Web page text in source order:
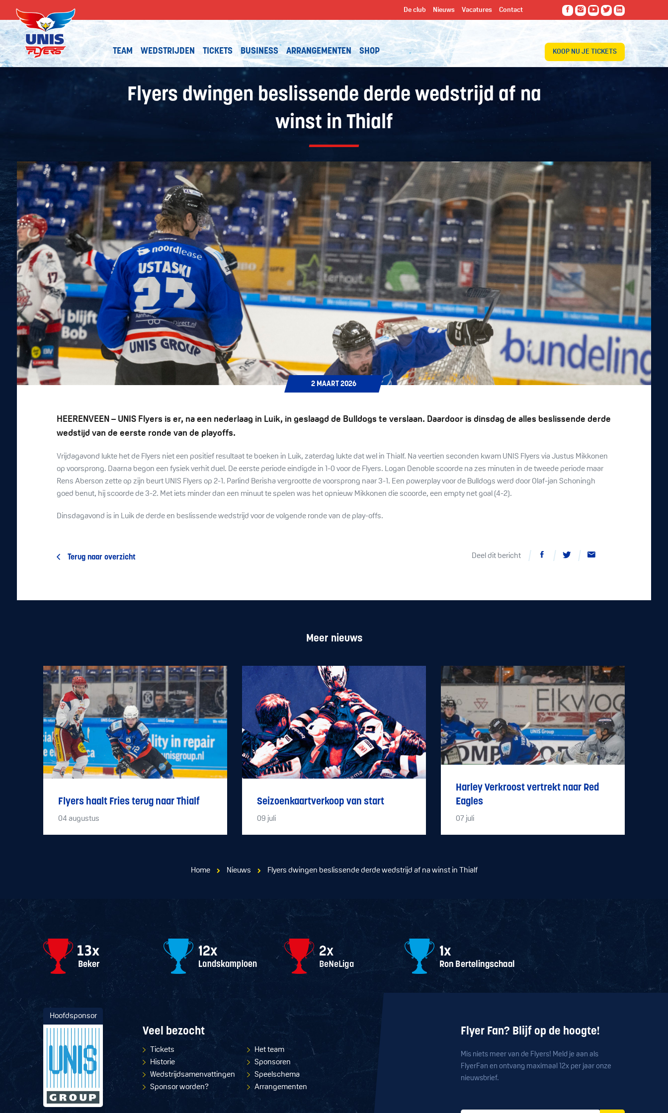
De club Nieuws Vacatures Contact
TEAM WEDSTRIJDEN TICKETS BUSINESS ARRANGEMENTEN SHOP KOOP NU JE TICKETS
Flyers dwingen beslissende derde wedstrijd af na
winst in Thialf
2 MAART 2026
HEERENVEEN – UNIS Flyers is er, na een nederlaag in Luik, in geslaagd de Bulldogs te verslaan. Daardoor is dinsdag de alles beslissende derde
wedstijd van de eerste ronde van de playoffs.
Vrijdagavond lukte het de Flyers niet een positief resultaat te boeken in Luik, zaterdag lukte dat wel in Thialf. Na veertien seconden kwam UNIS Flyers via Justus Mikkonen
op voorsprong. Daarna begon een fysiek verhit duel. De eerste periode eindigde in 1-0 voor de Flyers. Logan Denoble scoorde na zes minuten in de tweede periode maar
Rens Aberson zette op zijn beurt UNIS Flyers op 2-1. Parlind Berisha vergrootte de voorsprong naar 3-1. Een powerplay voor de Bulldogs werd door Olaf-jan Schoningh
goed benut, hij scoorde de 3-2. Met iets minder dan een minuut te spelen was het opnieuw Mikkonen die scoorde, een empty net goal (4-2).
Dinsdagavond is in Luik de derde en beslissende wedstrijd voor de volgende ronde van de play-offs.
Terug naar overzicht Deel dit bericht
Meer nieuws
Flyers haalt Fries terug naar Thialf
04 augustus
Seizoenkaartverkoop van start
09 juli
Harley Verkroost vertrekt naar Red
Eagles
07 juli
Home Nieuws Flyers dwingen beslissende derde wedstrijd af na winst in Thialf
Hoofdsponsor
Veel bezocht
Tickets
Het team
Historie
Sponsoren
Wedstrijdsamenvattingen
Speelschema
Sponsor worden?
Arrangementen
Flyer Fan? Blijf op de hoogte!
Mis niets meer van de Flyers! Meld je aan als
FlyerFan en ontvang maximaal 12x per jaar onze
nieuwsbrief.